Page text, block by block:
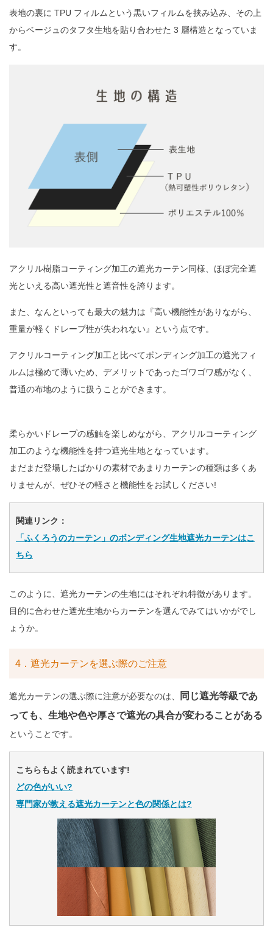
表地の裏に TPU フィルムという黒いフィルムを挟み込み、その上
からベージュのタフタ生地を貼り合わせた 3 層構造となっていま
す。
アクリル樹脂コーティング加工の遮光カーテン同様、ほぼ完全遮
光といえる高い遮光性と遮音性を誇ります。
また、なんといっても最大の魅力は『高い機能性がありながら、
重量が軽くドレープ性が失われない』という点です。
アクリルコーティング加工と比べてボンディング加工の遮光フィ
ルムは極めて薄いため、デメリットであったゴワゴワ感がなく、
普通の布地のように扱うことができます。
柔らかいドレープの感触を楽しめながら、アクリルコーティング
加工のような機能性を持つ遮光生地となっています。
まだまだ登場したばかりの素材であまりカーテンの種類は多くあ
りませんが、ぜひその軽さと機能性をお試しください!
関連リンク：
「ふくろうのカーテン」のボンディング生地遮光カーテンはこ
ちら
このように、遮光カーテンの生地にはそれぞれ特徴があります。
目的に合わせた遮光生地からカーテンを選んでみてはいかがでし
ょうか。
4．遮光カーテンを選ぶ際のご注意
遮光カーテンの選ぶ際に注意が必要なのは、
同じ遮光等級であ
っても、生地や色や厚さで遮光の具合が変わることがある
ということです。
こちらもよく読まれています!
どの色がいい?
専門家が教える遮光カーテンと色の関係とは?